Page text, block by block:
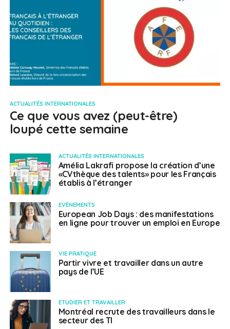
ACTUALITÉS INTERNATIONALES
Ce que vous avez (peut-être)
loupé cette semaine
ACTUALITÉS INTERNATIONALES
Amélia Lakrafi propose la création d’une
«CVthèque des talents» pour les Français
établis à l’étranger
EVÈNEMENTS
European Job Days : des manifestations
en ligne pour trouver un emploi en Europe
VIE PRATIQUE
Partir vivre et travailler dans un autre
pays de l’UE
ETUDIER ET TRAVAILLER
Montréal recrute des travailleurs dans le
secteur des TI